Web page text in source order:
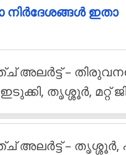
നിർദേശങ്ങൾ ഇതാ
–
തൃശ്ശൂർ, മറ്റ്
– തൃശ്ശൂർ,